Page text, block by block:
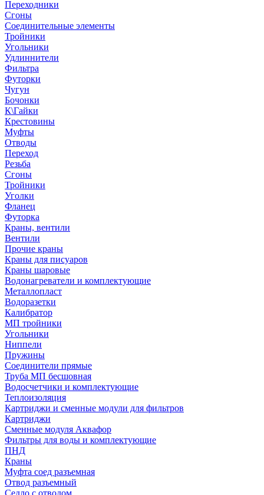
Переходники
Сгоны
Соединительные элементы
Тройники
Угольники
Удлиннители
Фильтра
Футорки
Чугун
Бочонки
К\Гайки
Крестовины
Муфты
Отводы
Переход
Резьба
Сгоны
Тройники
Уголки
Фланец
Футорка
Краны, вентили
Вентили
Прочие краны
Краны для писуаров
Краны шаровые
Водонагреватели и комплектующие
Металлопласт
Водоразетки
Калибратор
МП тройники
Угольники
Ниппели
Пружины
Соединители прямые
Труба МП бесшовная
Водосчетчики и комплектующие
Теплоизоляция
Картриджи и сменные модули для фильтров
Картриджи
Сменные модуля Аквафор
Фильтры для воды и комплектующие
ПНД
Краны
Муфта соед разъемная
Отвод разъемный
Седло с отводом